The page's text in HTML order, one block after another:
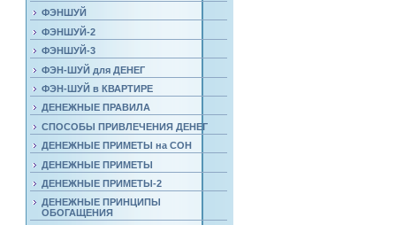
ФЭНШУЙ
ФЭНШУЙ-2
ФЭНШУЙ-3
ФЭН-ШУЙ для ДЕНЕГ
ФЭН-ШУЙ в КВАРТИРЕ
ДЕНЕЖНЫЕ ПРАВИЛА
СПОСОБЫ ПРИВЛЕЧЕНИЯ ДЕНЕГ
ДЕНЕЖНЫЕ ПРИМЕТЫ на СОН
ДЕНЕЖНЫЕ ПРИМЕТЫ
ДЕНЕЖНЫЕ ПРИМЕТЫ-2
ДЕНЕЖНЫЕ ПРИНЦИПЫ
ОБОГАЩЕНИЯ